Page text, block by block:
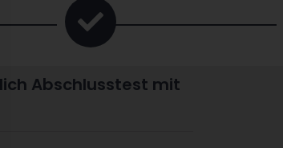
Abschlusstest mit